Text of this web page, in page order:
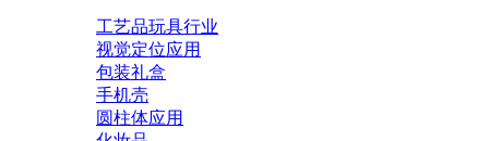
工艺品玩具行业
视觉定位应用
包装礼盒
手机壳
圆柱体应用